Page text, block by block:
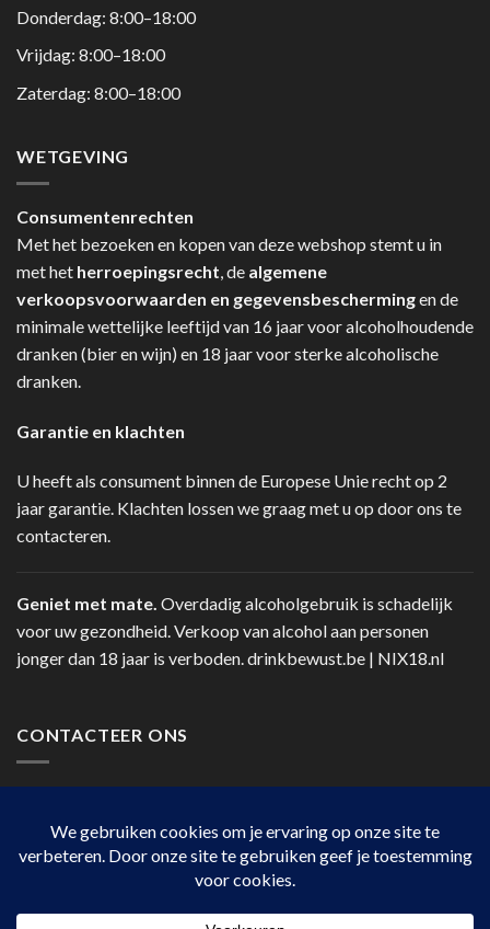
Donderdag: 8:00–18:00
Vrijdag: 8:00–18:00
Zaterdag: 8:00–18:00
WETGEVING
Consumentenrechten
Met het bezoeken en kopen van deze webshop stemt u in
met het herroepingsrecht, de algemene
verkoopsvoorwaarden en gegevensbeschermingen de
minimale wettelijke leeftijd van 16 jaar voor alcoholhoudende
dranken (bier en wijn) en 18 jaar voor sterke alcoholische
dranken.
Garantie en klachten
U heeft als consument binnen de Europese Unie recht op 2
jaar garantie. Klachten lossen we graag met u op door ons te
contacteren.
Geniet met mate. Overdadig alcoholgebruik is schadelijk
voor uw gezondheid. Verkoop van alcohol aan personen
jonger dan 18 jaar is verboden.drinkbewust.be | NIX18.nl
CONTACTEER ONS
Via contact op de website.